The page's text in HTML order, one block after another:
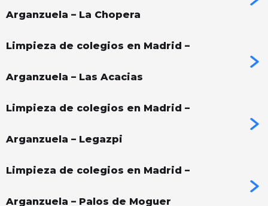
Arganzuela – La Chopera
Limpieza de colegios en Madrid –
Arganzuela – Las Acacias
Limpieza de colegios en Madrid –
Arganzuela – Legazpi
Limpieza de colegios en Madrid –
Arganzuela – Palos de Moguer